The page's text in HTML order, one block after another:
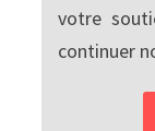
votre
continuer